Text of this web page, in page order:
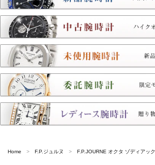
Home F.P.ジュルヌ F.P.JOURNE オクタ ゾディアック